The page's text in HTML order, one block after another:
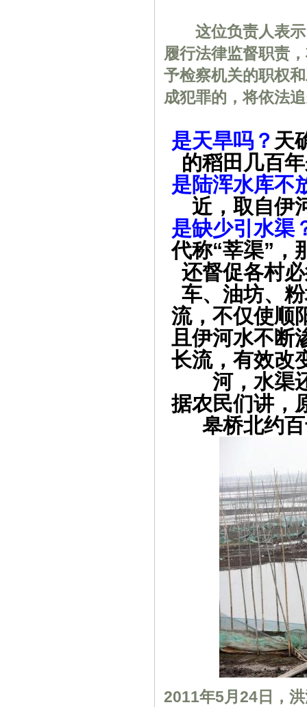
这位负责人表示
履行法律监督职责
予检察机关的职权
成犯罪的，将依法
是天旱吗？ 天
的稻田几百
是陆浑水库不
近，取自伊
是缺少引水渠
代称“莘渠”，
还督促各村
车、油坊、
流，不仅使顺
且伊河水不断
长流，有效改
河，水渠
据农民们讲，
皋桥北约
2011年5月24日，